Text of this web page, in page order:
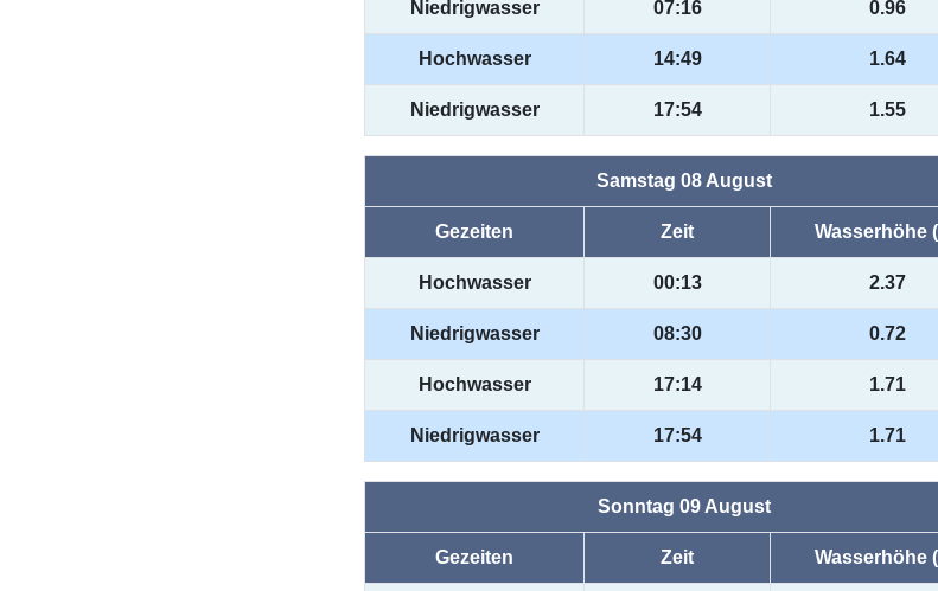
Niedrigwasser 07:16 0.96
Hochwasser 14:49 1.64
Niedrigwasser 17:54 1.55
Samstag 08 August
Gezeiten Zeit Wasserhöhe
Hochwasser 00:13 2.37
Niedrigwasser 08:30 0.72
Hochwasser 17:14 1.71
Niedrigwasser 17:54 1.71
Sonntag 09 August
Gezeiten Zeit Wasserhöhe